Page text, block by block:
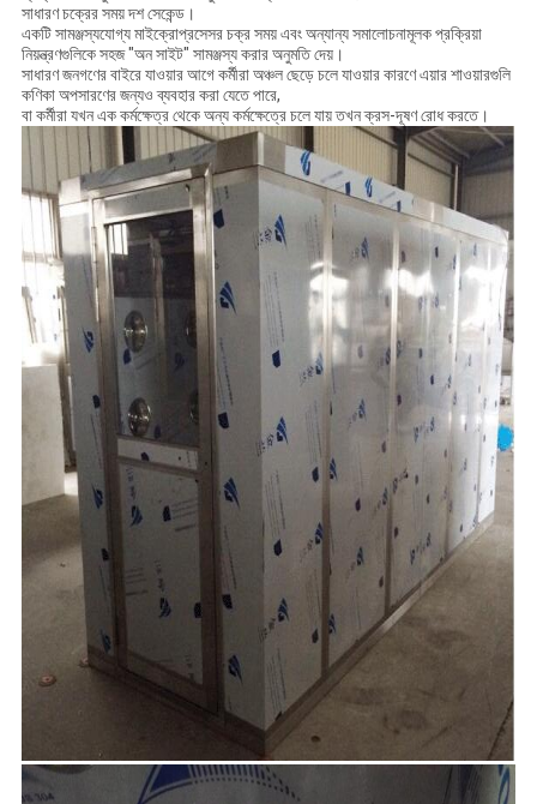
সাধারণ চক্রের সময় দশ সেকেন্ড।
একটি সামঞ্জস্যযোগ্য মাইক্রোপ্রসেসর চক্র সময় এবং অন্যান্য সমালোচনামূলক প্রক্রিয়া
নিয়ন্ত্রণগুলিকে সহজ "অন সাইট" সামঞ্জস্য করার অনুমতি দেয়।
সাধারণ জনগণের বাইরে যাওয়ার আগে কর্মীরা অঞ্চল ছেড়ে চলে যাওয়ার কারণে এয়ার শাওয়ারগুলি
কণিকা অপসারণের জন্যও ব্যবহার করা যেতে পারে,
বা কর্মীরা যখন এক কর্মক্ষেত্র থেকে অন্য কর্মক্ষেত্রে চলে যায় তখন ক্রস-দূষণ রোধ করতে।